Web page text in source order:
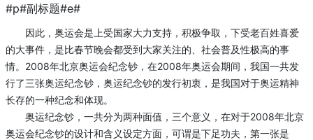
#p#副标题#e#
因此，奥运会是上受国家大力支持，积极争取，下受老百姓喜爱
的大事件，是比春节晚会都受到大家关注的、社会普及性极高的事
情。2008年北京奥运会纪念钞，在2008年奥运会期间，我国一共发
行了三张奥运纪念钞，奥运纪念钞的发行初衷，是我国对于奥运精神
长存的一种纪念和体现。
奥运纪念钞，一共分为两种面值，三个意义，在对于2008年北京
奥运会纪念钞的设计和含义设定方面，可谓是下足功夫，第一张是